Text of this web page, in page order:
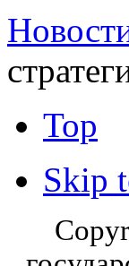
Top
Skip